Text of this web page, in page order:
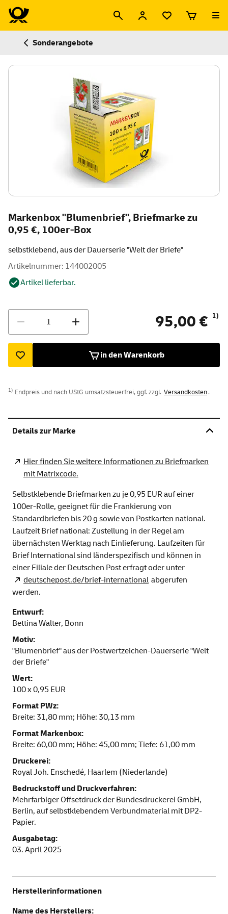
Sonderangebote
Markenbox "Blumenbrief", Briefmarke zu
0,95 €, 100er-Box
selbstklebend, aus der Dauerserie "Welt der Briefe"
Artikelnummer: 144002005
Artikel lieferbar.
95,00 € 1)
in den Warenkorb
1) Endpreis und nach UStG umsatzsteuerfrei, ggf. zzgl. Versandkosten.
Details zur Marke
Hier finden Sie weitere Informationen zu Briefmarken
mit Matrixcode.
Selbstklebende Briefmarken zu je 0,95 EUR auf einer
100er-Rolle, geeignet für die Frankierung von
Standardbriefen bis 20 g sowie von Postkarten national.
Laufzeit Brief national: Zustellung in der Regel am
übernächsten Werktag nach Einlieferung. Laufzeiten für
Brief International sind länderspezifisch und können in
einer Filiale der Deutschen Post erfragt oder unter
deutschepost.de/brief-international abgerufen
werden.
Entwurf:
Bettina Walter, Bonn
Motiv:
"Blumenbrief" aus der Postwertzeichen-Dauerserie "Welt
der Briefe"
Wert:
100 x 0,95 EUR
Format PWz:
Breite: 31,80 mm; Höhe: 30,13 mm
Format Markenbox:
Breite: 60,00 mm; Höhe: 45,00 mm; Tiefe: 61,00 mm
Druckerei:
Royal Joh. Enschedé, Haarlem (Niederlande)
Bedruckstoff und Druckverfahren:
Mehrfarbiger Offsetdruck der Bundesdruckerei GmbH,
Berlin, auf selbstklebendem Verbundmaterial mit DP2-
Papier.
Ausgabetag:
03. April 2025
Herstellerinformationen
Name des Herstellers: